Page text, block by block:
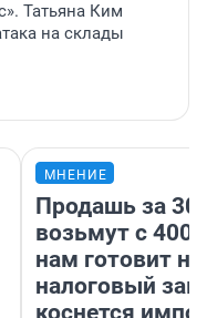
Татьяна Ким
на склады
МНЕНИЕ
Продашь за
возьмут с
нам готовит
налоговый
коснется